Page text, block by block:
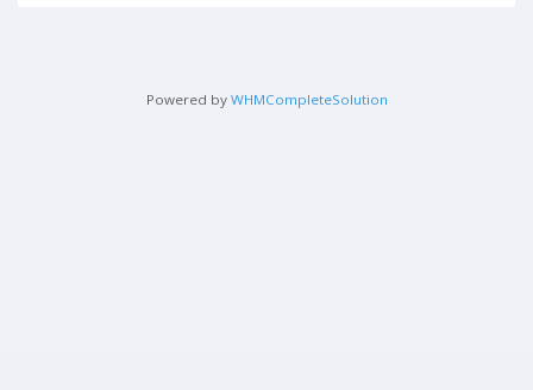
Powered by WHMCompleteSolution